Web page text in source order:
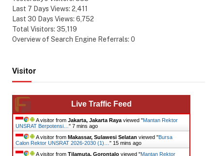
Last 7 Days Views: 2,411
Last 30 Days Views: 6,752
Total Visitors: 35,119
Overview of Search Engine Referrals: 0
Visitor
Live Traffic Feed
A visitor from Jakarta, Jakarta Raya viewed "Mantan Rektor
UNSRAT Berpotensi… " 7 mins ago
A visitor from Makassar, Sulawesi Selatan viewed "Bursa
Calon Rektor UNSRAT 2026-2030 (1)… " 15 mins ago
A visitor from Tilamuta, Gorontalo viewed "Mantan Rektor